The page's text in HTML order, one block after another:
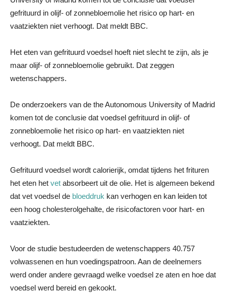
gefrituurd in olijf- of zonnebloemolie het risico op hart- en
vaatziekten niet verhoogt. Dat meldt BBC.
Het eten van gefrituurd voedsel hoeft niet slecht te zijn, als je
maar olijf- of zonnebloemolie gebruikt. Dat zeggen
wetenschappers.
De onderzoekers van de the Autonomous University of Madrid
komen tot de conclusie dat voedsel gefrituurd in olijf- of
zonnebloemolie het risico op hart- en vaatziekten niet
verhoogt. Dat meldt BBC.
Gefrituurd voedsel wordt calorierijk, omdat tijdens het frituren
het eten het vet absorbeert uit de olie. Het is algemeen bekend
dat vet voedsel de bloeddruk kan verhogen en kan leiden tot
een hoog cholesterolgehalte, de risicofactoren voor hart- en
vaatziekten.
Voor de studie bestudeerden de wetenschappers 40.757
volwassenen en hun voedingspatroon. Aan de deelnemers
werd onder andere gevraagd welke voedsel ze aten en hoe dat
voedsel werd bereid en gekookt.